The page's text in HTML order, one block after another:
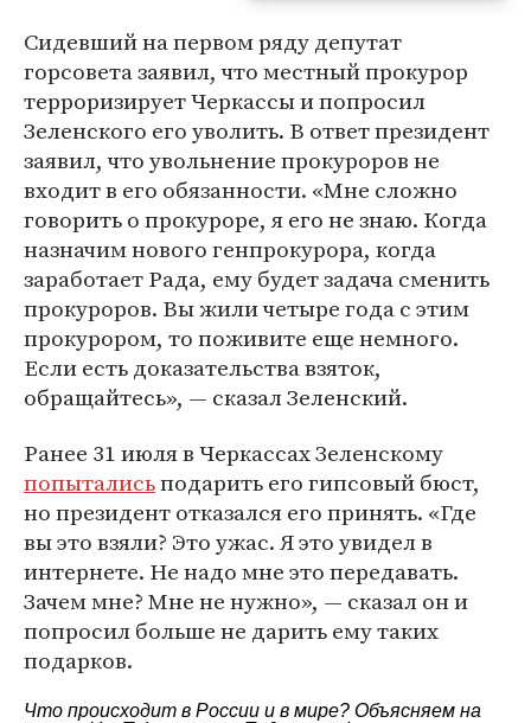
Сидевший на первом ряду депутат
горсовета заявил, что местный прокурор
терроризирует Черкассы и попросил
Зеленского его уволить. В ответ президент
заявил, что увольнение прокуроров не
входит в его обязанности. «Мне сложно
говорить о прокуроре, я его не знаю. Когда
назначим нового генпрокурора, когда
заработает Рада, ему будет задача сменить
прокуроров. Вы жили четыре года с этим
прокурором, то поживите еще немного.
Если есть доказательства взяток,
обращайтесь», — сказал Зеленский.
Ранее 31 июля в Черкассах Зеленскому
попыталисьподарить его гипсовый бюст,
но президент отказался его принять. «Где
вы это взяли? Это ужас. Я это увидел в
интернете. Не надо мне это передавать.
Зачем мне? Мне не нужно», — сказал он и
попросил больше не дарить ему таких
подарков.
Что происходит в России и в мире? Объясняем на